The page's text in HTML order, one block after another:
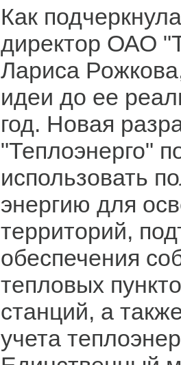
Как
директор ОАО
Лариса
идеи до ее
год. Новая
"Теплоэнерго"
использовать
энергию для
территорий,
обеспечения
тепловых
станций, а
учета